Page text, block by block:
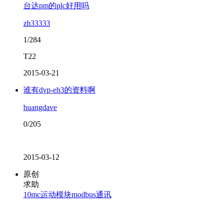
台达pm的plc好用吗
zh33333
1/284
T22
2015-03-21
谁有dvp-eh3的资料啊
huangdave
0/205
2015-03-12
原创
求助
10mc运动模块modbus通讯